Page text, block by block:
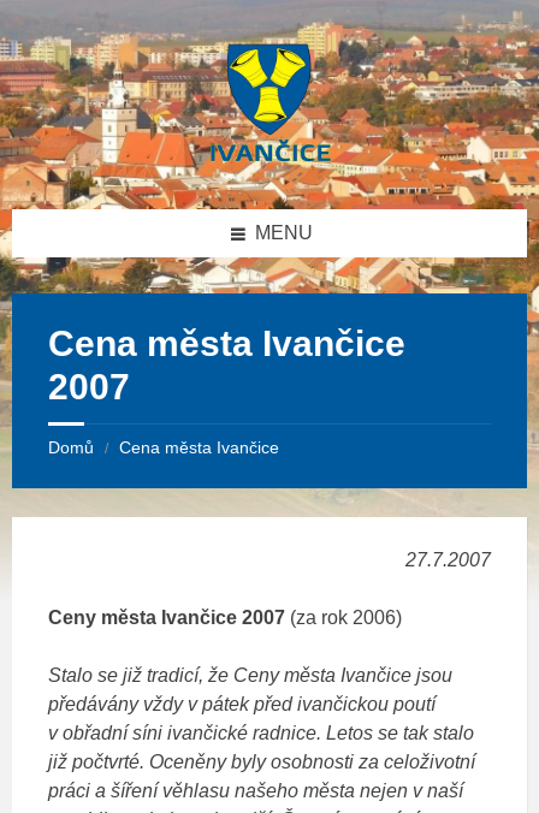
obsah
levý
panel
pravý
panel
patičku
MENU
Cena města Ivančice
2007
Domů / Cena města Ivančice
27.7.2007
Ceny města Ivančice 2007 (za rok 2006)
Stalo se již tradicí, že Ceny města Ivančice jsou
předávány vždy v pátek před ivančickou poutí
v obřadní síni ivančické radnice. Letos se tak stalo
již počtvrté. Oceněny byly osobnosti za celoživotní
práci a šíření věhlasu našeho města nejen v naší